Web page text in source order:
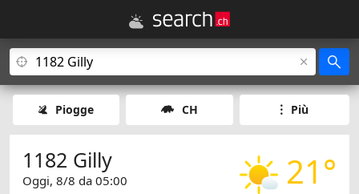
Piogge CH Più
21°
1182 Gilly
Oggi, 8/8 da 05:00